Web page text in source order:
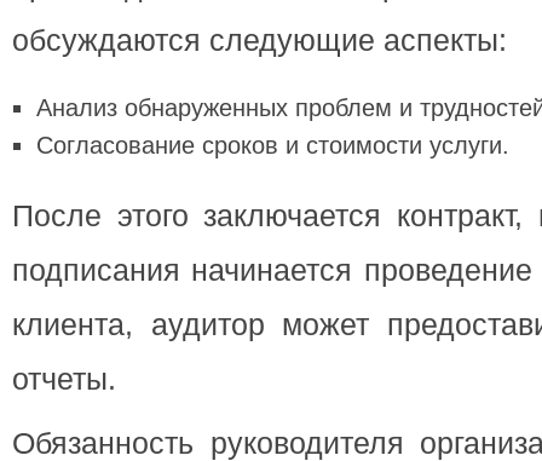
обсуждаются следующие аспекты:
Анализ обнаруженных проблем и
Согласование сроков и стоимости услуги.
После этого заключается
подписания начинается
клиента, аудитор может
отчеты.
Обязанность руководителя